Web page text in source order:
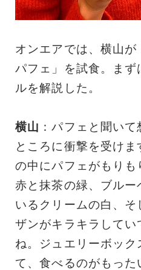
オンエアでは、横山
パフェ」を試食。ま
ルを解説した。
横山 ：パフェと聞い
ところに衝撃を受け
の中にパフェがもり
赤と抹茶の緑、ブル
いるクリームの白、
ザンがキラキラして
ね。ジュエリーボッ
て、食べるのがもっ